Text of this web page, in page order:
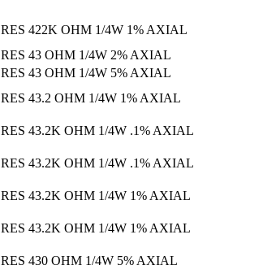
RES 422K OHM 1/4W 1% AXIAL
RES 43 OHM 1/4W 2% AXIAL
RES 43 OHM 1/4W 5% AXIAL
RES 43.2 OHM 1/4W 1% AXIAL
RES 43.2K OHM 1/4W .1% AXIAL
RES 43.2K OHM 1/4W .1% AXIAL
RES 43.2K OHM 1/4W 1% AXIAL
RES 43.2K OHM 1/4W 1% AXIAL
RES 430 OHM 1/4W 5% AXIAL